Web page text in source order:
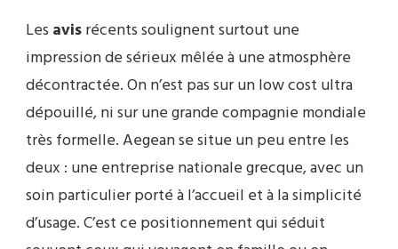
Les avisrécents soulignent surtout une
impression de sérieux mêlée à une atmosphère
décontractée. On n’est pas sur un low cost ultra
dépouillé, ni sur une grande compagnie mondiale
très formelle. Aegean se situe un peu entre les
deux : une entreprise nationale grecque, avec un
soin particulier porté à l’accueil et à la simplicité
d’usage. C’est ce positionnement qui séduit